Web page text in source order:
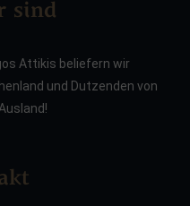
sind
Attikis beliefern wir
und Dutzenden von